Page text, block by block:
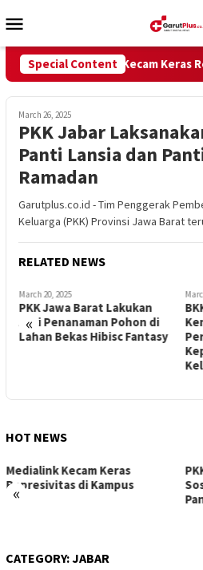
to
Menu
Special Content
Medialink Kecam Keras
March 26, 2025
PKK Jabar
Panti Lansia dan
Ramadan
Garutplus.co.id - Tim Penggerak
Keluarga (PKK) Provinsi Jawa Barat
RELATED NEWS
«
March 20, 2025
PKK Jawa Barat Lakukan
Aksi Penanaman Pohon di
Lahan Bekas Hibisc Fantasy
HOT NEWS
«
Medialink Kecam Keras
Represivitas di Kampus
CATEGORY:JABAR